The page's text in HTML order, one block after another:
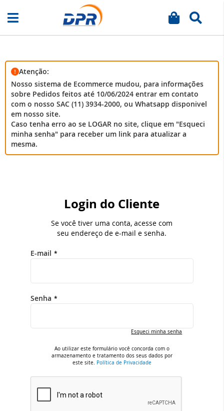
Pular
Meu
Atenção:
Nosso sistema de Ecommerce mudou, para informações
sobre Pedidos feitos até 10/06/2024 entrar em contato
com o nosso SAC (11) 3934-2000, ou Whatsapp disponivel
em nosso site.
Caso tenha erro ao se LOGAR no site, clique em "Esqueci
minha senha" para receber um link para atualizar a
mesma.
Login do Cliente
Se você tiver uma conta, acesse com
seu endereço de e-mail e senha.
E-mail
Senha
Esqueci minha senha
Ao utilizar este formulário você concorda com o
armazenamento e tratamento dos seus dados por
este site. Política de Privacidade